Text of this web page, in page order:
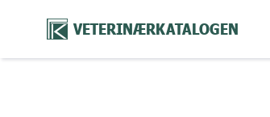
VETERINÆRKATALOGEN